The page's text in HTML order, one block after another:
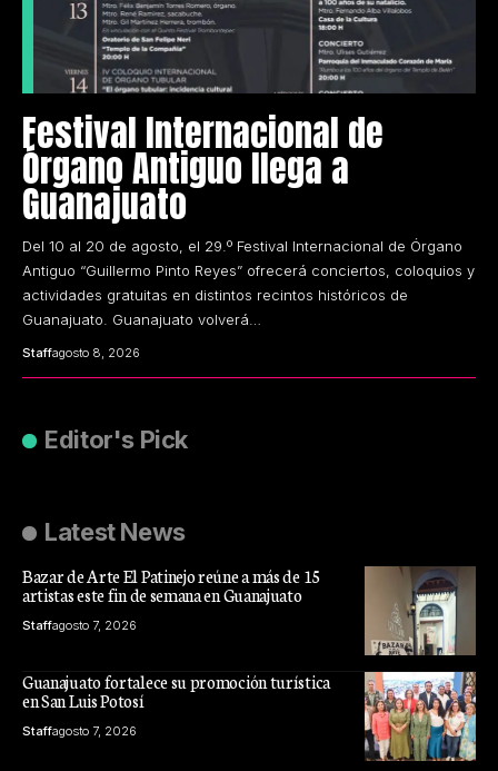
Festival Internacional de
Órgano Antiguo llega a
Guanajuato
Del 10 al 20 de agosto, el 29.º Festival Internacional de Órgano
Antiguo “Guillermo Pinto Reyes” ofrecerá conciertos, coloquios y
actividades gratuitas en distintos recintos históricos de
Guanajuato. Guanajuato volverá…
Staffagosto 8, 2026
Editor's Pick
Latest News
Bazar de Arte El Patinejo reúne a más de 15
artistas este fin de semana en Guanajuato
Staffagosto 7, 2026
Guanajuato fortalece su promoción turística
en San Luis Potosí
Staffagosto 7, 2026